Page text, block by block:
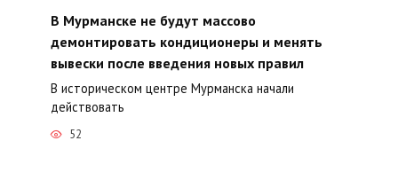
В Мурманске не будут массово
демонтировать кондиционеры и менять
вывески после введения новых правил
В историческом центре Мурманска начали
действовать
52